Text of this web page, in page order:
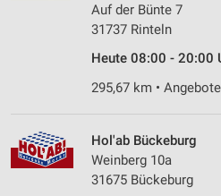
Auf der Bünte 7
31737 Rinteln
Heute 08:00 - 20:00
295,67 km •
Hol'ab Bückeburg
Weinberg 10a
31675 Bückeburg
Messung der Werbeleistung
Analyse von Zielgruppen durch
Kombinationen von Daten aus
Entwicklung und Verbesserung
Verwendung reduzierter Daten